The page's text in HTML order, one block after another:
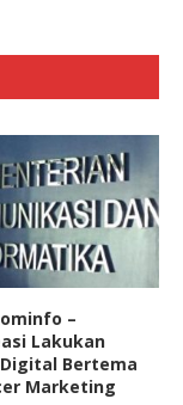
–
Lakukan
Bertema
Marketing